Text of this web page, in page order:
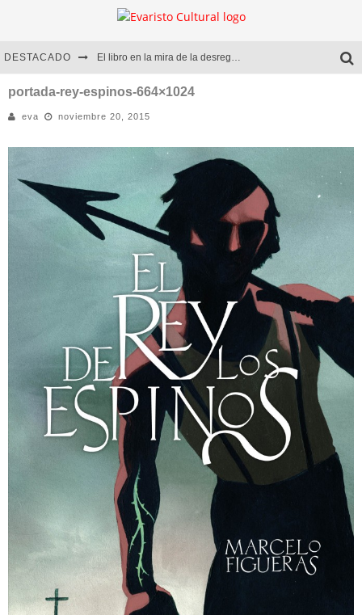
DESTACADO El libro en la mira de la desregulación
Marcelo Rubio | El llovedor
Diego Meret | Hotel Acapulco
Alejandra Correa | La nieve
portada-rey-espinos-664×1024
eva noviembre 20, 2015